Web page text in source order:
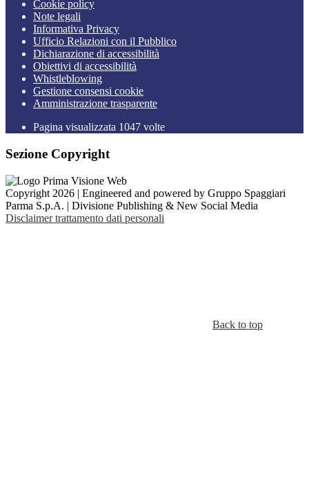
Cookie policy
Note legali
Informativa Privacy
Ufficio Relazioni con il Pubblico
Dichiarazione di accessibilità
Obiettivi di accessibilità
Whistleblowing
Gestione consensi cookie
Amministrazione trasparente
Pagina visualizzata 1047 volte
Sezione Copyright
Copyright 2026 | Engineered and powered by Gruppo Spaggiari
Parma S.p.A. | Divisione Publishing & New Social Media
Disclaimer trattamento dati personali
Back to top